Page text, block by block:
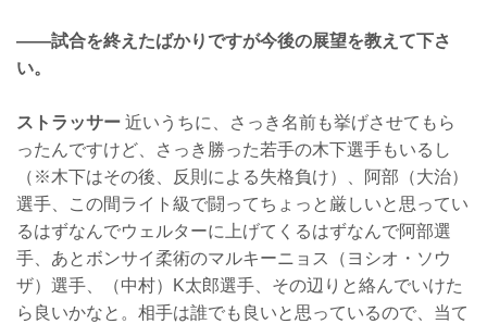
——試合を終えたばかりですが今後の展望を教えて下さ
い。
ストラッサー 近いうちに、さっき名前も挙げさせてもら
ったんですけど、さっき勝った若手の木下選手もいるし
（※木下はその後、反則による失格負け）、阿部（大治）
選手、この間ライト級で闘ってちょっと厳しいと思ってい
るはずなんでウェルターに上げてくるはずなんで阿部選
手、あとボンサイ柔術のマルキーニョス（ヨシオ・ソウ
ザ）選手、（中村）K太郎選手、その辺りと絡んでいけた
ら良いかなと。相手は誰でも良いと思っているので、当て